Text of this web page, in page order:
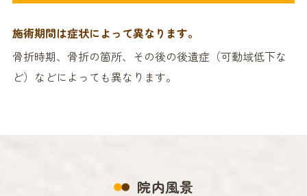
施術期間は症状によって異なります。
骨折時期、骨折の箇所、その後の後遺症（可動域低下な
ど）などによっても異なります。
院内風景